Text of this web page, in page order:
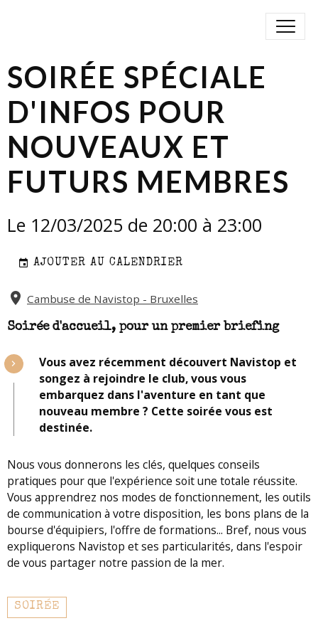
SOIRÉE SPÉCIALE
D'INFOS POUR
NOUVEAUX ET
FUTURS MEMBRES
Le 12/03/2025 de 20:00 à 23:00
AJOUTER AU CALENDRIER
Cambuse de Navistop - Bruxelles
Soirée d'accueil, pour un premier briefing
Vous avez récemment découvert Navistop et
songez à rejoindre le club, vous vous
embarquez dans l'aventure en tant que
nouveau membre ? Cette soirée vous est
destinée.
Nous vous donnerons les clés, quelques conseils
pratiques pour que l'expérience soit une totale réussite.
Vous apprendrez nos modes de fonctionnement, les outils
de communication à votre disposition, les bons plans de la
bourse d'équipiers, l'offre de formations... Bref, nous vous
expliquerons Navistop et ses particularités, dans l'espoir
de vous partager notre passion de la mer.
SOIRÉE